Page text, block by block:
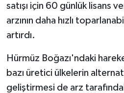
satışı için 60 günlük lisans
arzının daha hızlı
artırdı.
Hürmüz Boğazı'ndaki
bazı üretici ülkelerin
geliştirmesi de arz